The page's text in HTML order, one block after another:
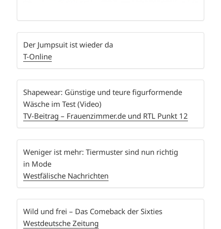
Der Jumpsuit ist wieder da
T-Online
Shapewear: Günstige und teure figurformende
Wäsche im Test (Video)
TV-Beitrag – Frauenzimmer.de und RTL Punkt 12
Weniger ist mehr: Tiermuster sind nun richtig
in Mode
Westfälische Nachrichten
Wild und frei – Das Comeback der Sixties
Westdeutsche Zeitung